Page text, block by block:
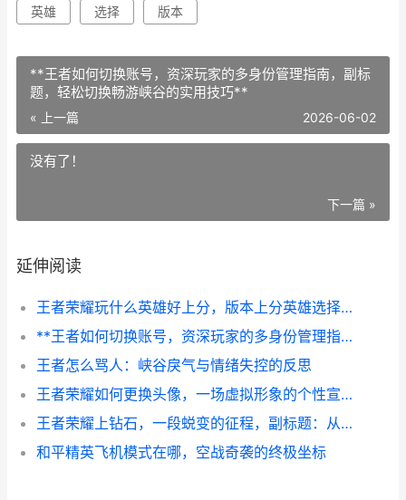
英雄 选择 版本
**王者如何切换账号，资深玩家的多身份管理指南，副标
题，轻松切换畅游峡谷的实用技巧**
« 上一篇 2026-06-02
没有了！
下一篇 »
延伸阅读
王者荣耀玩什么英雄好上分，版本上分英雄选择指南
**王者如何切换账号，资深玩家的多身份管理指南，副标题，轻松切换畅游峡谷的实用技巧**
王者怎么骂人：峡谷戾气与情绪失控的反思
王者荣耀如何更换头像，一场虚拟形象的个性宣言，副标题，从默认到自定义的指尖艺术
王者荣耀上钻石，一段蜕变的征程，副标题：从混沌到明晰的实战领悟
和平精英飞机模式在哪，空战奇袭的终极坐标